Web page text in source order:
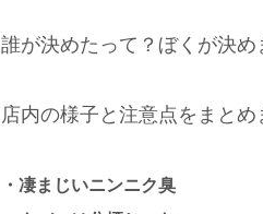
誰が決めたって？ぼくが決め
店内の様子と注意点をまとめ
・凄まじいニンニク臭